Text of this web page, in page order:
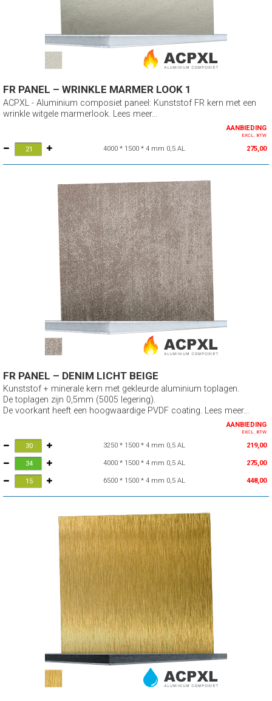
FR PANEL – WRINKLE MARMER LOOK 1
ACPXL - Aluminium composiet paneel: Kunststof FR kern met een
wrinkle witgele marmerlook. Lees meer...
AANBIEDING
EXCL. BTW
4000 * 1500 * 4 mm 0,5 AL 275,00
FR PANEL – DENIM LICHT BEIGE
Kunststof + minerale kern met gekleurde aluminium toplagen.
De toplagen zijn 0,5mm (5005 legering).
De voorkant heeft een hoogwaardige PVDF coating. Lees meer...
AANBIEDING
EXCL. BTW
3250 * 1500 * 4 mm 0,5 AL 219,00
4000 * 1500 * 4 mm 0,5 AL 275,00
6500 * 1500 * 4 mm 0,5 AL 448,00